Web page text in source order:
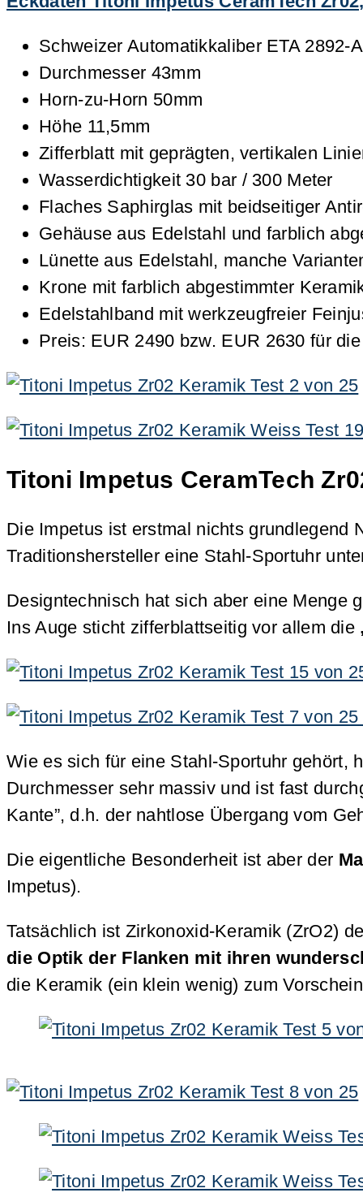
Schweizer Automatikkaliber ETA 2892-
Durchmesser 43mm
Horn-zu-Horn 50mm
Höhe 11,5mm
Zifferblatt mit geprägten, vertikalen
Wasserdichtigkeit 30 bar / 300 Meter
Flaches Saphirglas mit beidseitiger
Gehäuse aus Edelstahl und farblich
Lünette aus Edelstahl, manche
Krone mit farblich abgestimmter
Edelstahlband mit werkzeugfreier
Preis: EUR 2490 bzw. EUR 2630 für
Titoni Impetus CeramTech
Die Impetus ist erstmal nichts grundlegend
Traditionshersteller eine Stahl-Sportuhr
Designtechnisch hat sich aber eine Menge
Ins Auge sticht zifferblattseitig vor allem die
Wie es sich für eine Stahl-Sportuhr gehört,
Durchmesser sehr massiv und ist fast
Kante”, d.h. der nahtlose Übergang vom
Die eigentliche Besonderheit ist aber der
Impetus).
Tatsächlich ist Zirkonoxid-Keramik (ZrO2)
die Optik der Flanken mit ihren
die Keramik (ein klein wenig) zum